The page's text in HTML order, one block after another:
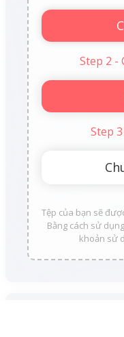
Step 2 -
Step
Tệp của bạn sẽ
Bằng cách sử
khoản sử